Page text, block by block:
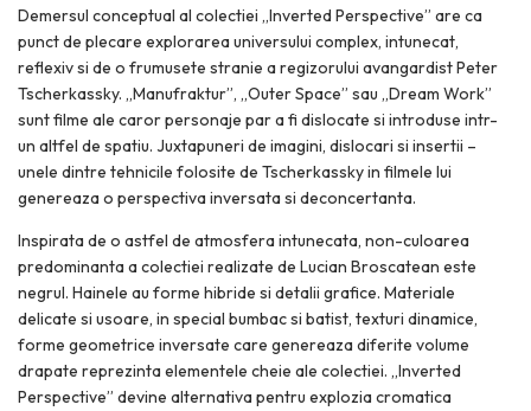
Demersul conceptual al colectiei „Inverted Perspective” are ca
punct de plecare explorarea universului complex, intunecat,
reflexiv si de o frumusete stranie a regizorului avangardist Peter
Tscherkassky. „Manufraktur”, „Outer Space” sau „Dream Work”
sunt filme ale caror personaje par a fi dislocate si introduse intr-
un altfel de spatiu. Juxtapuneri de imagini, dislocari si insertii –
unele dintre tehnicile folosite de Tscherkassky in filmele lui
genereaza o perspectiva inversata si deconcertanta.
Inspirata de o astfel de atmosfera intunecata, non-culoarea
predominanta a colectiei realizate de Lucian Broscatean este
negrul. Hainele au forme hibride si detalii grafice. Materiale
delicate si usoare, in special bumbac si batist, texturi dinamice,
forme geometrice inversate care genereaza diferite volume
drapate reprezinta elementele cheie ale colectiei. „Inverted
Perspective” devine alternativa pentru explozia cromatica